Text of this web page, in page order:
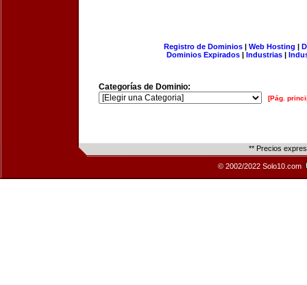
Registro de Dominios| Web Hosting |
Dominios Expirados | Industrias |
Categorías de Dominio:
[Pág.
** Precios
© 2002/2022 Solo10.com